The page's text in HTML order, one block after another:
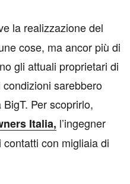
la realizzazione del
cose, ma ancor più di
gli attuali proprietari di
sarebbero
Per scoprirlo,
Italia, l’ingegner
con migliaia di